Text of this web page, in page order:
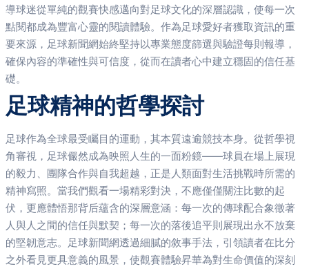
導球迷從單純的觀賽快感邁向對足球文化的深層認識，使每一次
點閱都成為豐富心靈的閱讀體驗。作為足球愛好者獲取資訊的重
要來源，足球新聞網始終堅持以專業態度篩選與驗證每則報導，
確保內容的準確性與可信度，從而在讀者心中建立穩固的信任基
礎。
足球精神的哲學探討
足球作為全球最受矚目的運動，其本質遠逾競技本身。從哲學視
角審視，足球儼然成為映照人生的一面粉鏡——球員在場上展現
的毅力、團隊合作與自我超越，正是人類面對生活挑戰時所需的
精神寫照。當我們觀看一場精彩對決，不應僅僅關注比數的起
伏，更應體悟那背后蘊含的深層意涵：每一次的傳球配合象徵著
人與人之間的信任與默契；每一次的落後追平則展現出永不放棄
的堅韌意志。足球新聞網透過細膩的敘事手法，引領讀者在比分
之外看見更具意義的風景，使觀賽體驗昇華為對生命價值的深刻